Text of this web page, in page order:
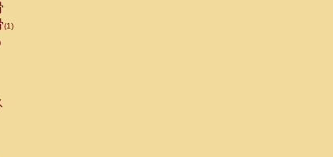
(1)